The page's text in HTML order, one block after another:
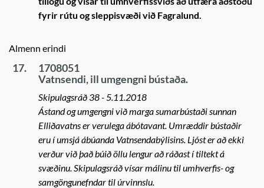
fyrir rútu og sleppisvæði við Fagralund.
Almenn erindi
17.
1708051
Vatnsendi, ill umgengni bústaða.
Skipulagsráð 38 - 5.11.2018
Ástand og umgengni við marga sumarbústaði sunnan
Elliðavatns er verulega ábótavant. Umræddir bústaðir
eru í umsjá ábúanda Vatnsendabýlisins. Ljóst er að ekki
verður við það búið öllu lengur að ráðast í tiltekt á
svæðinu. Skipulagsráð vísar málinu til umhverfis- og
samgöngunefndar til úrvinnslu.